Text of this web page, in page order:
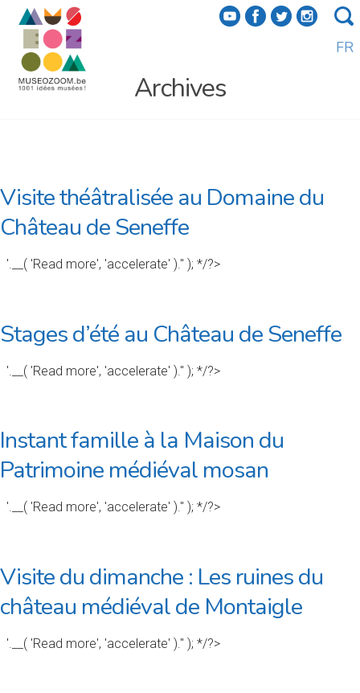
f a b e
FR
Archives
Visite théâtralisée au Domaine du
Château de Seneffe
'.__( 'Read more', 'accelerate' ).'' ); */?>
Stages d’été au Château de Seneffe
'.__( 'Read more', 'accelerate' ).'' ); */?>
Instant famille à la Maison du
Patrimoine médiéval mosan
'.__( 'Read more', 'accelerate' ).'' ); */?>
Visite du dimanche : Les ruines du
château médiéval de Montaigle
'.__( 'Read more', 'accelerate' ).'' ); */?>